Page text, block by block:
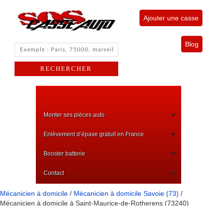
Ajouter une casse
Blog
Monter ses pièces auto
Enlèvement d’épave gratuit en France
Booster batterie
Contact
Mécanicien à domicile / Mécanicien à domicile Savoie (73) /
Mécanicien à domicile à Saint-Maurice-de-Rotherens (73240)